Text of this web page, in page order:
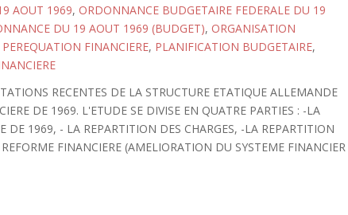
AOUT 1969, ORDONNANCE BUDGETAIRE FEDERALE DU 19
DU 19 AOUT 1969 (BUDGET), ORGANISATION
PEREQUATION FINANCIERE, PLANIFICATION BUDGETAIRE,
RECENTES DE LA STRUCTURE ETATIQUE ALLEMANDE
DE 1969. L'ETUDE SE DIVISE EN QUATRE PARTIES : -LA
DE 1969, - LA REPARTITION DES CHARGES, -LA REPARTITION
FINANCIERE (AMELIORATION DU SYSTEME FINANCIER